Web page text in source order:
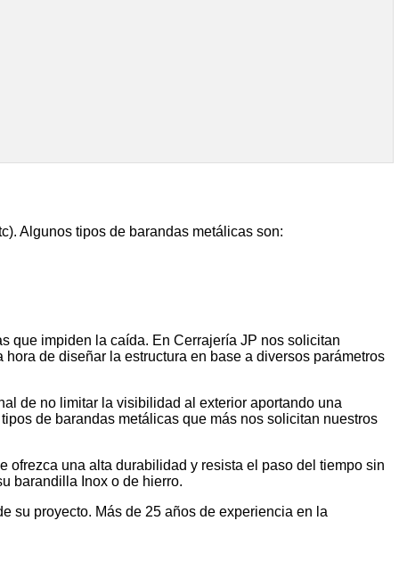
Algunos tipos de barandas metálicas son:
que impiden la caída. En Cerrajería JP nos solicitan
de diseñar la estructura en base a diversos parámetros
de no limitar la visibilidad al exterior aportando una
de barandas metálicas que más nos solicitan nuestros
una alta durabilidad y resista el paso del tiempo sin
barandilla Inox o de hierro.
su proyecto. Más de 25 años de experiencia en la